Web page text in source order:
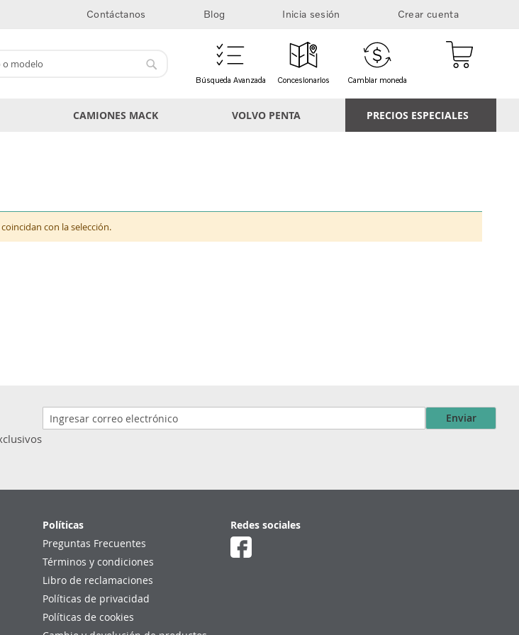
Contáctanos Blog Inicia sesión Crear cuenta
Búsqueda Avanzada Concesionarios Cambiar moneda
CAMIONES MACK VOLVO PENTA PRECIOS ESPECIALES
con la selección.
Enviar
Políticas
Preguntas Frecuentes
Términos y condiciones
Libro de reclamaciones
Políticas de privacidad
Políticas de cookies
Redes sociales